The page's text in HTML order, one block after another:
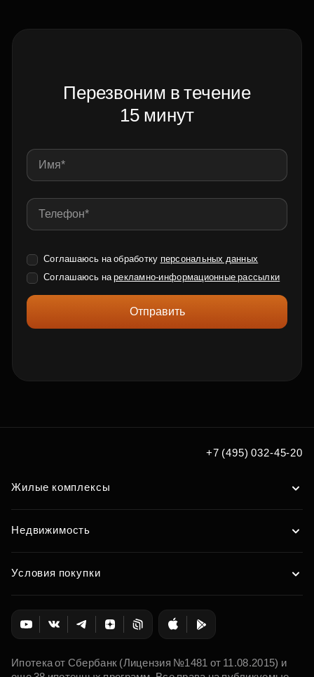
Перезвоним в течение
15 минут
Соглашаюсь на обработку персональных данных
Соглашаюсь нарекламно-информационные рассылки
Отправить
+7 (495) 032-45-20
Жилые комплексы
Недвижимость
Условия покупки
Ипотека от Сбербанк (Лицензия №1481 от 11.08.2015) и